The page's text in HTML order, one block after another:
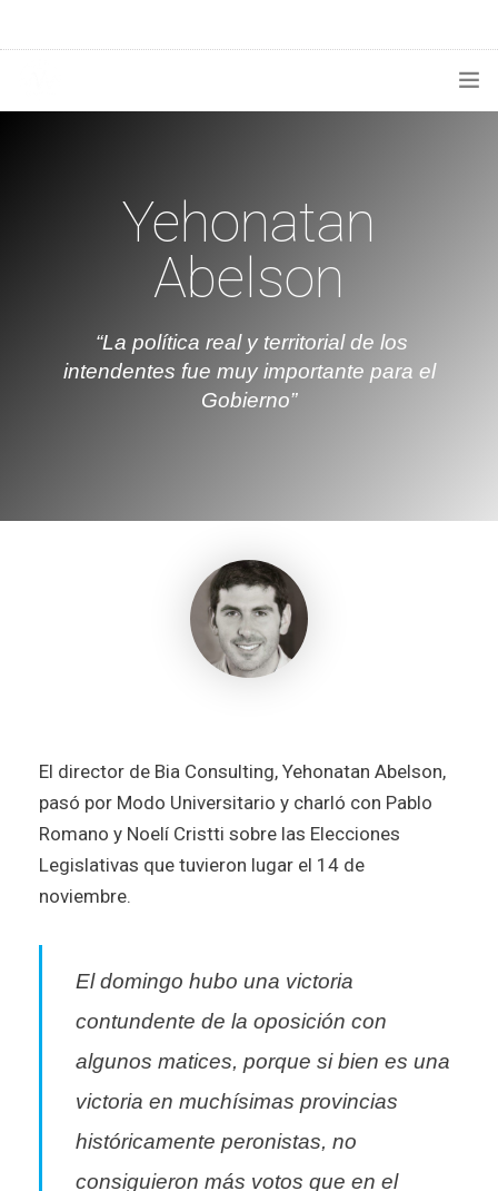
PROGRAMACIÓN
PRODUCCIONES ESPECIALES
APLICACIONES
Yehonatan
Abelson
“La política real y territorial de los
intendentes fue muy importante para el
Gobierno”
El director de Bia Consulting, Yehonatan Abelson,
pasó por Modo Universitario y charló con Pablo
Romano y Noelí Cristti sobre las Elecciones
Legislativas que tuvieron lugar el 14 de
noviembre.
El domingo hubo una victoria
contundente de la oposición con
algunos matices, porque si bien es una
victoria en muchísimas provincias
históricamente peronistas, no
consiguieron más votos que en el